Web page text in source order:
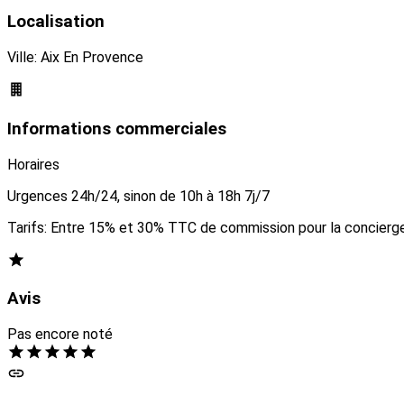
Localisation
Ville: Aix En Provence
Informations commerciales
Horaires
Urgences 24h/24, sinon de 10h à 18h 7j/7
Tarifs: Entre 15% et 30% TTC de commission pour la
Avis
Pas encore noté